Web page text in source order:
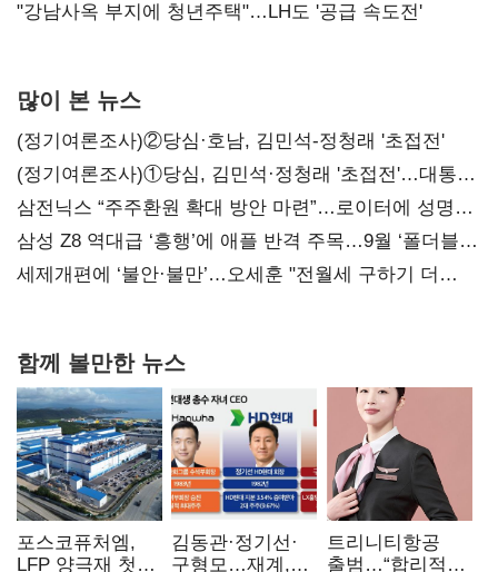
"강남사옥 부지에 청년주택"…LH도 '공급 속도전'
많이 본 뉴스
(정기여론조사)②당심·호남, 김민석-정청래 '초접전'
(정기여론조사)①당심, 김민석·정청래 '초접전'…대통령
지지도 '50% 아래로'(종합)
삼전닉스 “주주환원 확대 방안 마련”…로이터에 성명
보내
삼성 Z8 역대급 ‘흥행’에 애플 반격 주목…9월 ‘폴더블
대전’
세제개편에 ‘불안·불만’…오세훈 "전월세 구하기 더
함께 볼만한 뉴스
포스코퓨처엠,
LFP 양극재 첫
김동관·정기선·
구형모…재계,
트리니티항공
출범…“합리적